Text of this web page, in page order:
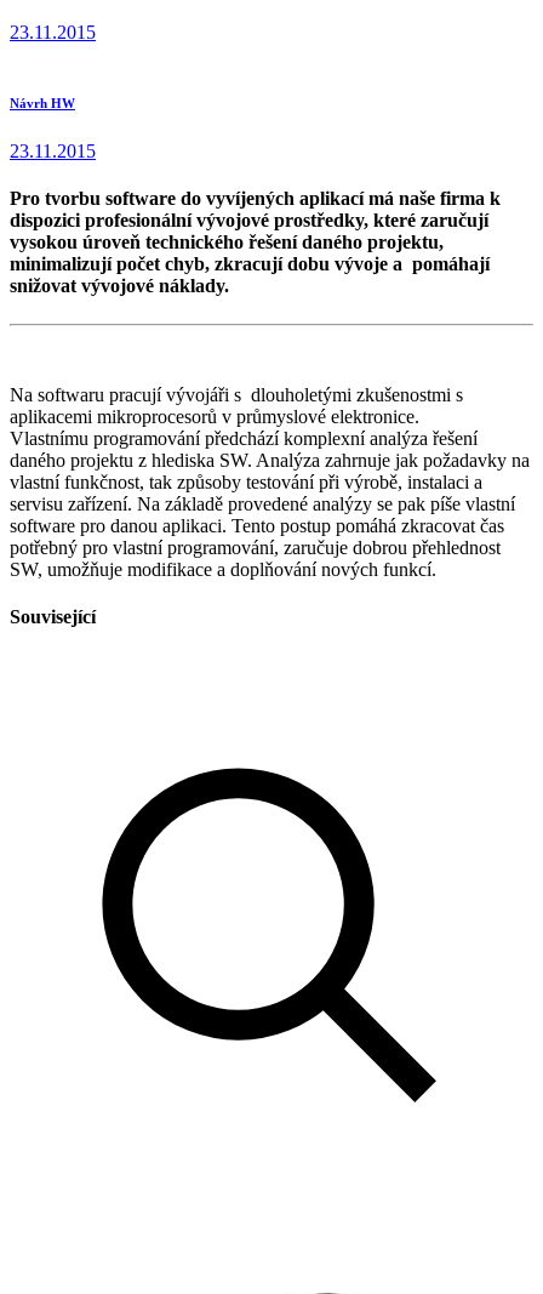
23.11.2015
Návrh HW
23.11.2015
Pro tvorbu software do vyvíjených aplikací má naše firma k
dispozici profesionální vývojové prostředky, které zaručují
vysokou úroveň technického řešení daného projektu,
minimalizují počet chyb, zkracují dobu vývoje a pomáhají
snižovat vývojové náklady.
Na softwaru pracují vývojáři s dlouholetými zkušenostmi s
aplikacemi mikroprocesorů v průmyslové elektronice.
Vlastnímu programování předchází komplexní analýza řešení
daného projektu z hlediska SW. Analýza zahrnuje jak požadavky na
vlastní funkčnost, tak způsoby testování při výrobě, instalaci a
servisu zařízení. Na základě provedené analýzy se pak píše vlastní
software pro danou aplikaci. Tento postup pomáhá zkracovat čas
potřebný pro vlastní programování, zaručuje dobrou přehlednost
SW, umožňuje modifikace a doplňování nových funkcí.
Související